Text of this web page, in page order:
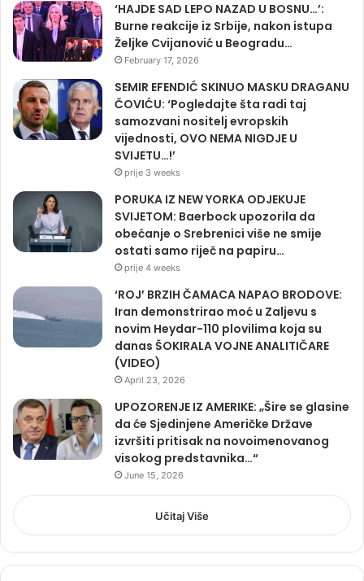
‘HAJDE SAD LEPO NAZAD U BOSNU…’:
Burne reakcije iz Srbije, nakon istupa
Željke Cvijanović u Beogradu…
February 17, 2026
SEMIR EFENDIĆ SKINUO MASKU DRAGANU
ČOVIĆU: ‘Pogledajte šta radi taj
samozvani nositelj evropskih
vijednosti, OVO NEMA NIGDJE U
SVIJETU…!’
prije 3 weeks
PORUKA IZ NEW YORKA ODJEKUJE
SVIJETOM: Baerbock upozorila da
obećanje o Srebrenici više ne smije
ostati samo riječ na papiru…
prije 4 weeks
‘ROJ’ BRZIH ČAMACA NAPAO BRODOVE:
Iran demonstrirao moć u Zaljevu s
novim Heydar-110 plovilima koja su
danas ŠOKIRALA VOJNE ANALITIČARE
(VIDEO)
April 23, 2026
UPOZORENJE IZ AMERIKE: „Šire se glasine
da će Sjedinjene Američke Države
izvršiti pritisak na novoimenovanog
visokog predstavnika…“
June 15, 2026
Učitaj Više